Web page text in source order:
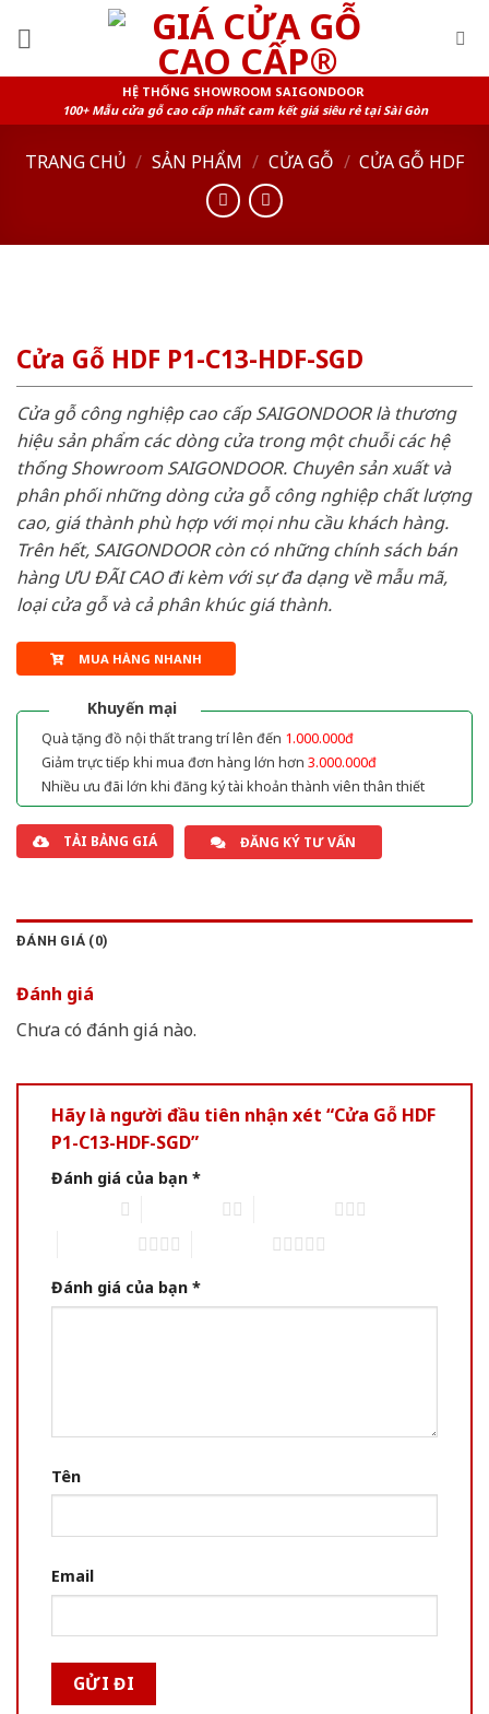
HỆ THỐNG SHOWROOM SAIGONDOOR
100+ Mẫu cửa gỗ cao cấp nhất cam kết giá siêu rẻ tại Sài Gòn
TRANG CHỦ / SẢN PHẨM / CỬA GỖ / CỬA GỖ HDF
Cửa Gỗ HDF P1-C13-HDF-SGD
Cửa gỗ công nghiệp cao cấp SAIGONDOOR là thương
hiệu sản phẩm các dòng cửa trong một chuỗi các hệ
thống Showroom SAIGONDOOR. Chuyên sản xuất và
phân phối những dòng cửa gỗ công nghiệp chất lượng
cao, giá thành phù hợp với mọi nhu cầu khách hàng.
Trên hết, SAIGONDOOR còn có những chính sách bán
hàng ƯU ĐÃI CAO đi kèm với sự đa dạng về mẫu mã,
loại cửa gỗ và cả phân khúc giá thành.
MUA HÀNG NHANH
Khuyến mại
Quà tặng đồ nội thất trang trí lên đến 1.000.000đ
Giảm trực tiếp khi mua đơn hàng lớn hơn 3.000.000đ
Nhiều ưu đãi lớn khi đăng ký tài khoản thành viên thân thiết
TẢI BẢNG GIÁ ĐĂNG KÝ TƯ VẤN
ĐÁNH GIÁ (0)
Đánh giá
Chưa có đánh giá nào.
Hãy là người đầu tiên nhận xét “Cửa Gỗ HDF
P1-C13-HDF-SGD”
Đánh giá của bạn *
Đánh giá của bạn *
Tên
Email